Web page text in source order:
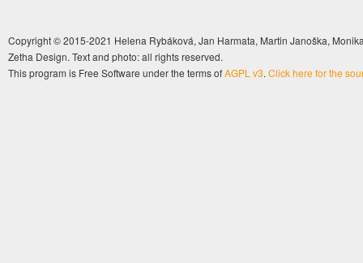
Copyright © 2015-2021 Helena Rybáková, Jan Harmata, Martin Janoška,
Zetha Design. Text and photo: all rights reserved.
This program is Free Software under the terms ofAGPL v3. Click here for the